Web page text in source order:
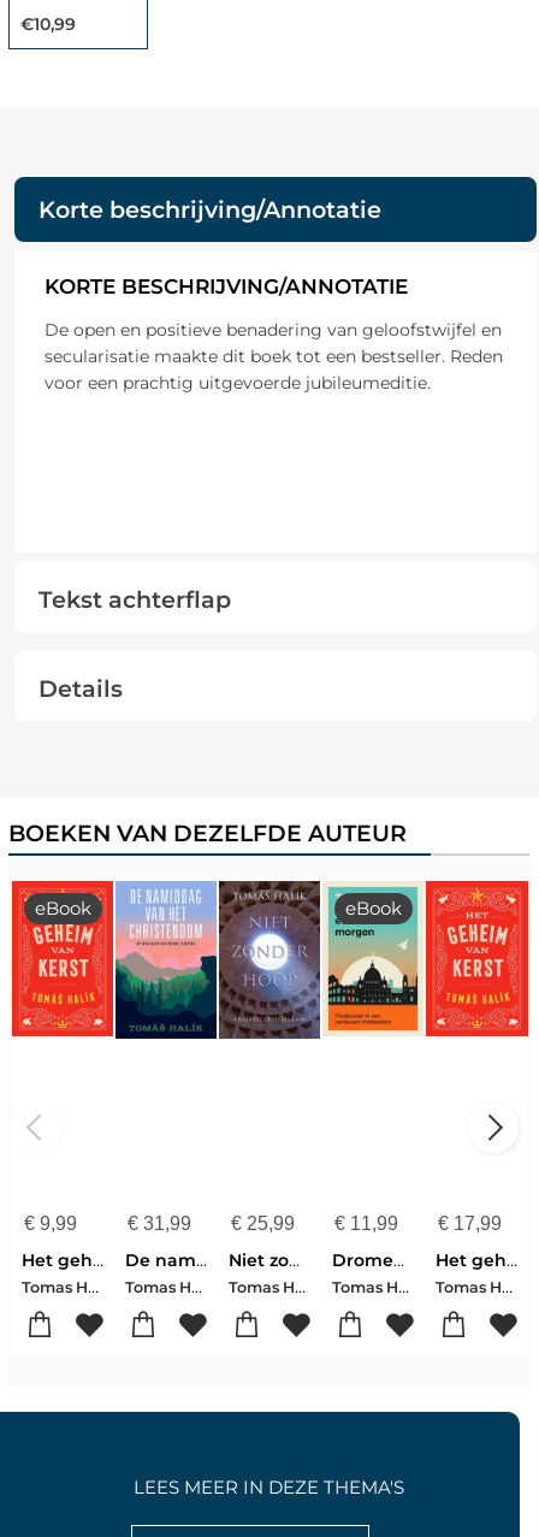
€10,99
Korte beschrijving/Annotatie
KORTE BESCHRIJVING/ANNOTATIE
De open en positieve benadering van geloofstwijfel en
secularisatie maakte dit boek tot een bestseller. Reden
voor een prachtig uitgevoerde jubileumeditie.
Tekst achterflap
Details
BOEKEN VAN DEZELFDE AUTEUR
€9,99
eBook
Het geheim van Kerst
Tomas Halik
€31,99
De namiddag van het christendom
Tomas Halik
€ 25,99
Niet zonder hoop
Tomas Halik
€ 11,99
eBook
Dromen van een nieuwe morgen
Tomas Halik
€ 17,99
Het geheim van Kerst
Tomas Halik
LEES MEER IN DEZE THEMA'S